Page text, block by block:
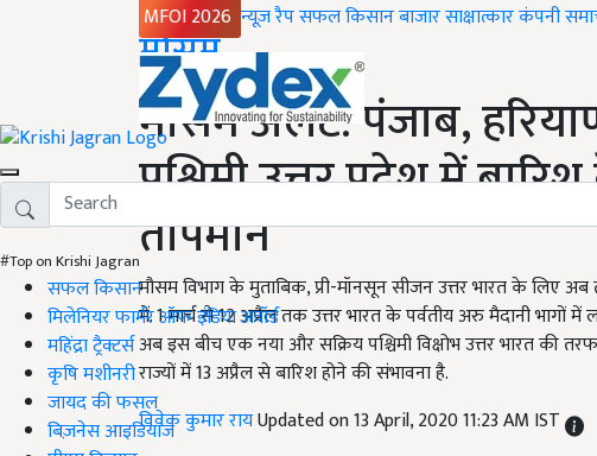
MFOI 2026 न्यूज़ रैपसफल किसानबाजारसाक्षात्कारकंपनी
#Top on Krishi Jagran
सफल किसान
मिलेनियर फार्मर ऑफ इंडिया अवॉर्ड
महिंद्रा ट्रैक्टर्स
कृषि मशीनरी
जायद की फसल
बिज़नेस आइडियाज
Home
मौसम
मौसम अलर्ट: पंजाब,
पश्चिमी उत्तर प्रदेश में
तापमान
मौसम विभाग के मुताबिक, प्री-मॉनसून सीजन उत्तर भारत के लिए
में. 1 मार्च से 12 अप्रैल तक उत्तर भारत के पर्वतीय अरु मैदानी भागों में
अब इस बीच एक नया और सक्रिय पश्चिमी विक्षोभ उत्तर भारत की
राज्यों में 13 अप्रैल से बारिश होने की संभावना है.
विवेक कुमार रायUpdated on 13 April, 2020 11:23 AM IST